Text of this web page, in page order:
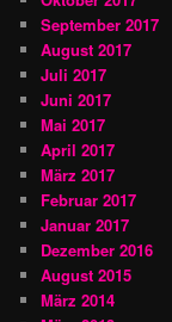
September 2017
August 2017
Juli 2017
Juni 2017
Mai 2017
April 2017
März 2017
Februar 2017
Januar 2017
Dezember 2016
August 2015
März 2014